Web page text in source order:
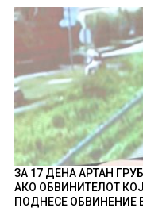
ЗА 17 ДЕНА АРТАН
АКО ОБВИНИТЕЛОТ
ПОДНЕСЕ ОБВИНЕНИЕ